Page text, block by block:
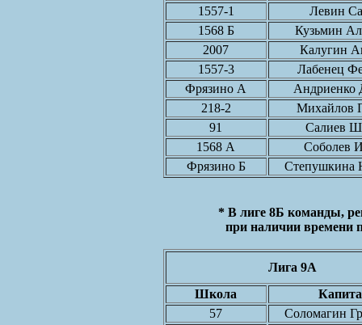
1557-1
Левин
1568 Б
Кузьмин
2007
Калугин
1557-3
Лабенец
Фрязино А
Андриенко
218-2
Михайлов
91
Салиев
1568 А
Соболев
Фрязино Б
Степушкина
* В лиге 8Б команды,
при наличии времени
Лига 9A
Школа
57
Соломагин